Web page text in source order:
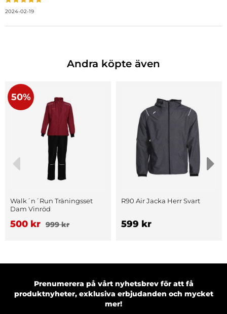
2024-02-19
Andra köpte även
50%
Walk´n´Run Träningsset
Dam Vinröd
500 kr 999 kr
R90 Air Jacka Herr Svart
599 kr
Prenumerera på vårt nyhetsbrev för att få
produktnyheter, exklusiva erbjudanden och mycket
mer!